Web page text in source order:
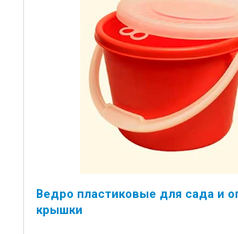
Ведро пластиковые для сада и
крышки